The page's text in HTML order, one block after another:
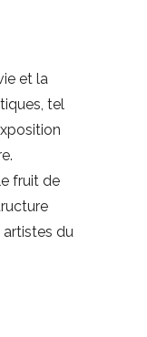
et la
tel
fruit de
artistes du